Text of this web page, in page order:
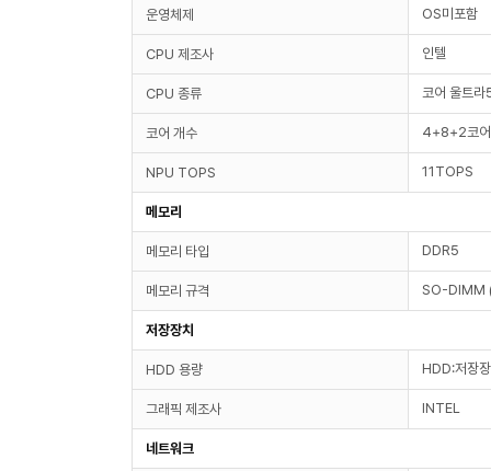
운영체제 OS미포함
CPU 제조사 인텔
CPU 종류 코어 울트라
코어 개수 4+8+2코어
NPU TOPS 11TOPS
메모리
메모리 타입 DDR5
메모리 규격 SO-DIMM
저장장치
HDD 용량 HDD:저장
그래픽 제조사 INTEL
네트워크